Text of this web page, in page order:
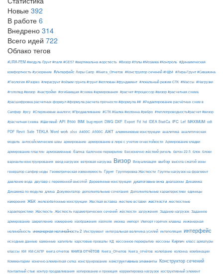
Новые 392
В работе 6
Внедрено 314
Всего идей 722
Облако тегов
#LIRA-FEM #модуль Ґрунт #паля #СЕ57 #вертикальна жорсткість #Визор #Узлы #Мозаика #Контроль #Динамическая
комфортность #ускорение #Интерфейс Лиры Сапр #Книга_Отчетов #Конструктор сечений #НДМ #Лира-Грунт #Скважина
#Геология #Разрез #лирагрунт #объем грунта #грунт #котлован #фундамент #локальный режим СТК #Массы #Нагрузки
#гололед #визор #настройки #огибающая #схема #армирования #расчет #процессор #визор #расчетная схема
#расшифровка расчетных формул #формула расчета прочности #формула ## #Редактирование расчётных схем в
Сапфир #рсу #Стержневые аналоги; #Продавливание #СТК #балка #колонна #ребро #теплопроводность#расчет #визор
#расчетная схема #Шаговый API B500 BIM bug report DWG DXF Export Fd hd IDEA StatiCa IFC Lef MAXIMUM odt
PDF Revit Safe TEKLA Word work xlsx А400С А500С АЖТ алюминиевые конструкции аналитика аналитическая
модель антисейсмические швы армирование армирование в лире с учетом огнестойкости Армирование кладки
армирование пластин армокаменные балка балочное перекрытие Бесконечно жёсткий ригель бетон 22.5 блок блоки
варианты конструирования ввод нагрузок ветровая нагрузка Визор Визуализация выбор высота сжатой зоны
генератор сапфир ноды Геометрическая изменяемость Грунт Группировка Жесткости Группы нагрузок на фрагмент
давление вода двутавр с переменной высотой Деревянные конструкции диалоговые окна диапазоны Динамика
Динамика по модулю длина Документатор дополнительные сочетания Дополнительные характеристики единицы
измерения ЖБК железобетонные конструкции Жесткая вставка жесткие вставки жесткости жесткостные
характеристики Жесткость Жесткость параметрических сечений жёсткости загружения Задание нагрузок Заданное
армирование закрепление измерение изображения изополя иконка импорт Импорт горячих клавиш инженерная
нелинейность инженерная нелинейность 2 Инструмент интегральная величина усилий интеполяция интерфейс
исходные данные каменные капитель карстовые провалы КД кессонное перекрытие кессоны Кирпич класс арматуры
классы КМ КМ-САПР книга отчетов книга отчётов Книга_Отчетов Книга_отчётов колебание колонна комбинации
Комментарии конечно-элементная сетка конструирование конструктивные элементы Конструктор сечений
Контактный стык контур продавливания копирование и проекция корректировка нагрузок коструктивный элемент